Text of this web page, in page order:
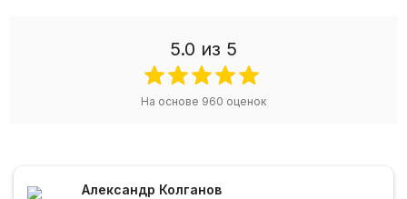
5.0 из 5
На основе 960 оценок
Александр Колганов